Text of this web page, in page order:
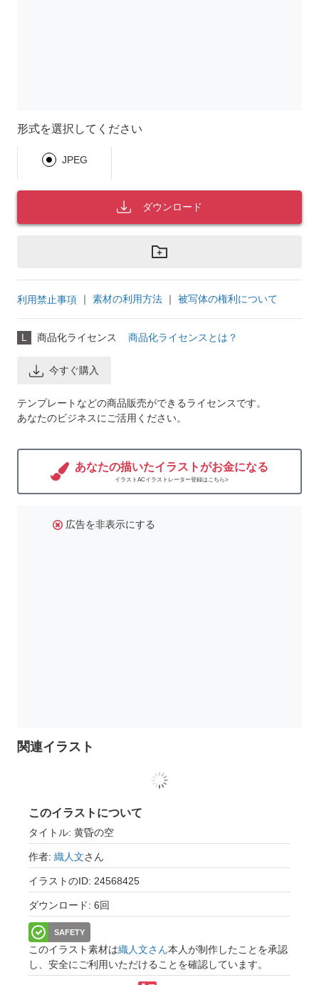
形式を選択してください
JPEG
ダウンロード
利用禁止事項 ｜ 素材の利用方法 ｜ 被写体の権利について
L 商品化ライセンス 商品化ライセンスとは？
今すぐ購入
テンプレートなどの商品販売ができるライセンスです。
あなたのビジネスにご活用ください。
あなたの描いたイラストがお金になる
イラストACイラストレーター登録はこちら>
広告を非表示にする
関連イラスト
このイラストについて
タイトル: 黄昏の空
作者: 織人文さん
イラストのID: 24568425
ダウンロード: 6回
SAFETY
このイラスト素材は織人文さん本人が制作したことを承認
し、安全にご利用いただけることを確認しています。